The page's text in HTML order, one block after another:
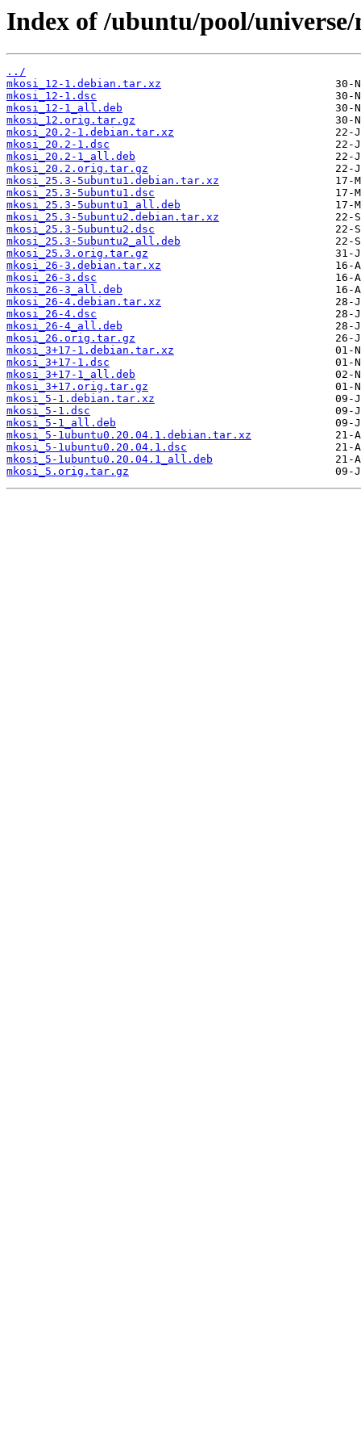
Index of /ubuntu/pool/
../
mkosi_12-1.debian.tar.xz
mkosi_12-1.dsc
mkosi_12-1_all.deb
mkosi_12.orig.tar.gz
mkosi_20.2-1.debian.tar.xz
mkosi_20.2-1.dsc
mkosi_20.2-1_all.deb
mkosi_20.2.orig.tar.gz
mkosi_25.3-5ubuntu1.debian.tar.xz
mkosi_25.3-5ubuntu1.dsc
mkosi_25.3-5ubuntu1_all.deb
mkosi_25.3-5ubuntu2.debian.tar.xz
mkosi_25.3-5ubuntu2.dsc
mkosi_25.3-5ubuntu2_all.deb
mkosi_25.3.orig.tar.gz
mkosi_26-3.debian.tar.xz
mkosi_26-3.dsc
mkosi_26-3_all.deb
mkosi_26-4.debian.tar.xz
mkosi_26-4.dsc
mkosi_26-4_all.deb
mkosi_26.orig.tar.gz
mkosi_3+17-1.debian.tar.xz
mkosi_3+17-1.dsc
mkosi_3+17-1_all.deb
mkosi_3+17.orig.tar.gz
mkosi_5-1.debian.tar.xz
mkosi_5-1.dsc
mkosi_5-1_all.deb
mkosi_5-1ubuntu0.20.04.1.debian.tar.xz
mkosi_5-1ubuntu0.20.04.1.dsc
mkosi_5-1ubuntu0.20.04.1_all.deb
mkosi_5.orig.tar.gz